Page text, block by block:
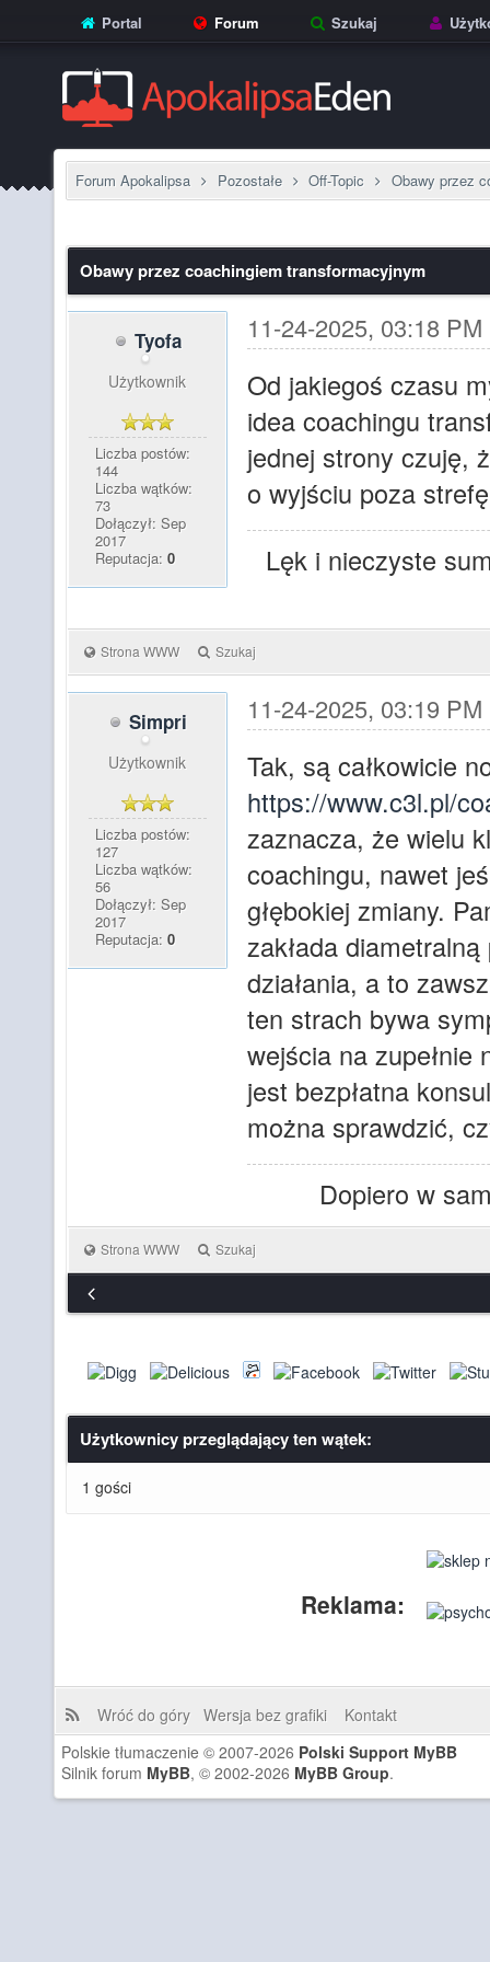
Portal Forum Szukaj
Forum Apokalipsa Pozostałe Off-Topic Obawy przez
Obawy przez coachingiem transformacyjnym
Tyofa
Użytkownik
Liczba postów:
144
Liczba wątków:
73
Dołączył: Sep
2017
Reputacja: 0
11-24-2025, 03:18 PM
Od jakiegoś czasu
idea coachingu
jednej strony czuję,
o wyjściu poza
Lęk i nieczyste
Strona WWW Szukaj
Simpri
Użytkownik
Liczba postów:
127
Liczba wątków:
56
Dołączył: Sep
2017
Reputacja: 0
11-24-2025, 03:19 PM
Tak, są całkowicie
https://www.c3l.pl/
zaznacza, że wielu
coachingu, nawet
głębokiej zmiany.
zakłada
działania, a to
ten strach bywa
wejścia na
jest bezpłatna
można sprawdzić,
Dopiero w
Strona WWW Szukaj
Użytkownicy przeglądający ten wątek:
1 gości
Reklama:
Wróć do góry Wersja bez grafiki
Kontakt
Polskie tłumaczenie © 2007-2026 Polski Support MyBB
Silnik forum MyBB, © 2002-2026 MyBB Group.